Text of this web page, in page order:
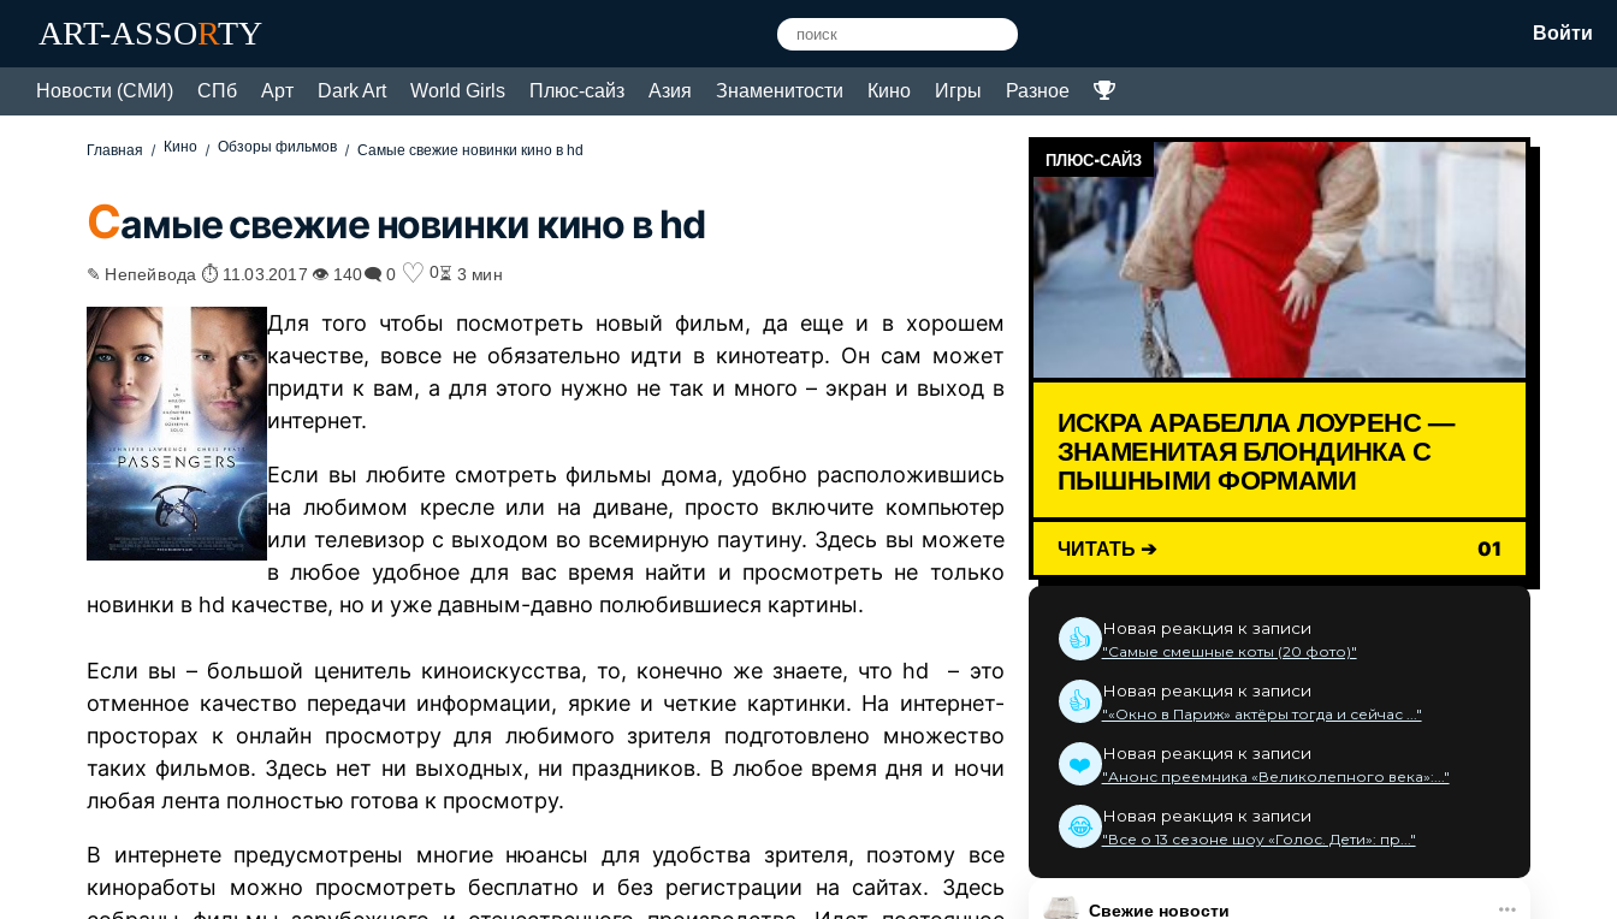
ART-ASSORTY Войти
Новости (СМИ) СПб Арт Dark Art World Girls Плюс-сайз Азия Знаменитости Кино Игры Разное
Главная Кино Обзоры фильмов Самые свежие новинки кино в hd
Самые свежие новинки кино в hd
✎ Непейвода ⏱ 11.03.2017 👁 140🗨 0 ♡ 0⏳ 3 мин
Для того чтобы посмотреть новый фильм, да еще и в хорошем
качестве, вовсе не обязательно идти в кинотеатр. Он сам может
придти к вам, а для этого нужно не так и много – экран и выход в
интернет.
Если вы любите смотреть фильмы дома, удобно расположившись
на любимом кресле или на диване, просто включите компьютер
или телевизор с выходом во всемирную паутину. Здесь вы можете
в любое удобное для вас время найти и просмотреть не только
новинки в hd качестве, но и уже давным-давно полюбившиеся картины.
Если вы – большой ценитель киноискусства, то, конечно же знаете, что hd – это
отменное качество передачи информации, яркие и четкие картинки. На интернет-
просторах к онлайн просмотру для любимого зрителя подготовлено множество
таких фильмов. Здесь нет ни выходных, ни праздников. В любое время дня и ночи
любая лента полностью готова к просмотру.
В интернете предусмотрены многие нюансы для удобства зрителя, поэтому все
киноработы можно просмотреть бесплатно и без регистрации на сайтах. Здесь
ПЛЮС-САЙЗ
ИСКРА АРАБЕЛЛА ЛОУРЕНС —
ЗНАМЕНИТАЯ БЛОНДИНКА С
ПЫШНЫМИ ФОРМАМИ
ЧИТАТЬ ➔ 01
👍 Новая реакция к записи
"Самые смешные коты (20 фото)"
👍 Новая реакция к записи
"«Окно в Париж» актёры тогда и сейчас ..."
❤️ Новая реакция к записи
"Анонс преемника «Великолепного века»:..."
😂 Новая реакция к записи
"Все о 13 сезоне шоу «Голос. Дети»: пр..."
Свежие новости